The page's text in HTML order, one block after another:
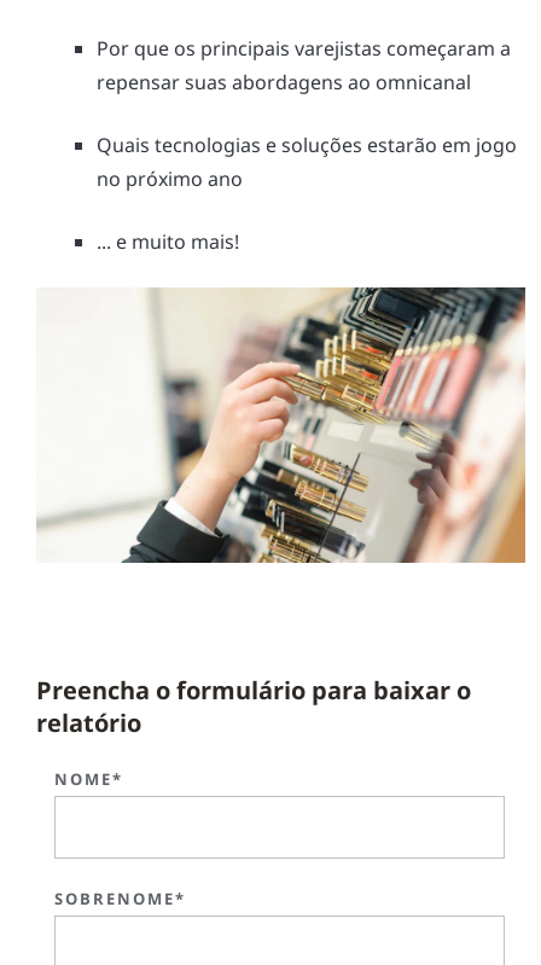
Por que os principais varejistas começaram a
repensar suas abordagens ao omnicanal
Quais tecnologias e soluções estarão em jogo
no próximo ano
... e muito mais!
Preencha o formulário para baixar o
relatório
NOME*
SOBRENOME*